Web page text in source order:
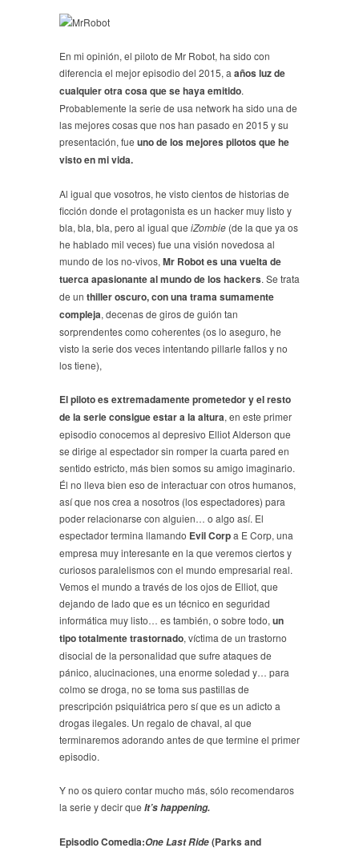
En mi opinión, el piloto de Mr Robot, ha sido con
diferencia el mejor episodio del 2015, a años luz de
cualquier otra cosa que se haya emitido.
Probablemente la serie de usa network ha sido una de
las mejores cosas que nos han pasado en 2015 y su
presentación, fue uno de los mejores pilotos que he
visto en mi vida.
Al igual que vosotros, he visto cientos de historias de
ficción donde el protagonista es un hacker muy listo y
bla, bla, bla, pero al igual que iZombie (de la que ya os
he hablado mil veces) fue una visión novedosa al
mundo de los no-vivos, Mr Robot es una vuelta de
tuerca apasionante al mundo de los hackers. Se trata
de un thiller oscuro, con una trama sumamente
compleja, decenas de giros de guión tan
sorprendentes como coherentes (os lo aseguro, he
visto la serie dos veces intentando pillarle fallos y no
los tiene),
El piloto es extremadamente prometedor y el resto
de la serie consigue estar a la altura, en este primer
episodio conocemos al depresivo Elliot Alderson que
se dirige al espectador sin romper la cuarta pared en
sentido estricto, más bien somos su amigo imaginario.
Él no lleva bien eso de interactuar con otros humanos,
así que nos crea a nosotros (los espectadores) para
poder relacionarse con alguien… o algo así. El
espectador termina llamando Evil Corpa E Corp, una
empresa muy interesante en la que veremos ciertos y
curiosos paralelismos con el mundo empresarial real.
Vemos el mundo a través de los ojos de Elliot, que
dejando de lado que es un técnico en seguridad
informática muy listo… es también, o sobre todo, un
tipo totalmente trastornado, víctima de un trastorno
disocial de la personalidad que sufre ataques de
pánico, alucinaciones, una enorme soledad y… para
colmo se droga, no se toma sus pastillas de
prescripción psiquiátrica pero sí que es un adicto a
drogas ilegales. Un regalo de chaval, al que
terminaremos adorando antes de que termine el primer
episodio.
Y no os quiero contar mucho más, sólo recomendaros
la serie y decir que It’s happening.
Episodio Comedia:One Last Ride(Parks and